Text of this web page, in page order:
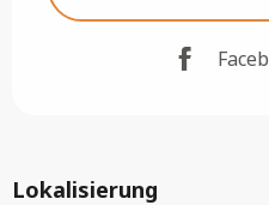
Lokalisierung